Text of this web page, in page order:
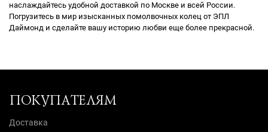
наслаждайтесь удобной доставкой по Москве и всей России.
Погрузитесь в мир изысканных помолвочных колец от ЭПЛ
Даймонд и сделайте вашу историю любви еще более прекрасной.
ПОКУПАТЕЛЯМ
Доставка